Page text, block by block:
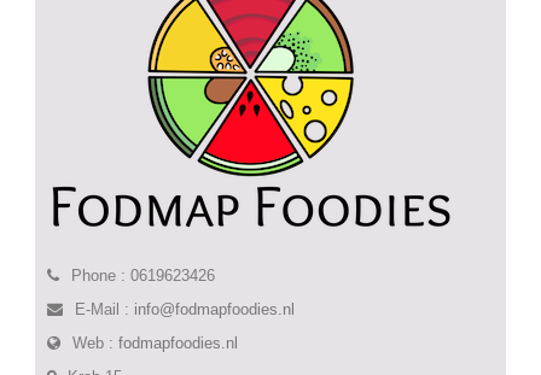
Phone : 0619623426
E-Mail : info@fodmapfoodies.nl
Web :fodmapfoodies.nl